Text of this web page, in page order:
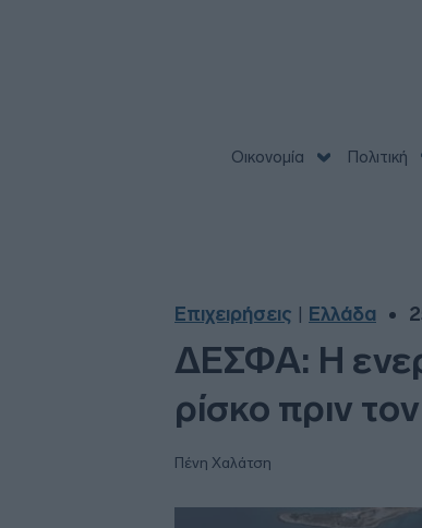
Οικονομία Πολιτική
Επιχειρήσεις Ελλάδα
ΔΕΣΦΑ: Η
ρίσκο πριν
Πένη Χαλάτση